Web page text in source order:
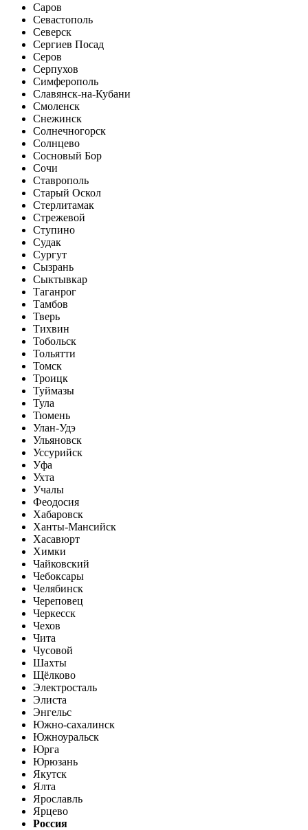
Саров
Севастополь
Северск
Сергиев Посад
Серов
Серпухов
Симферополь
Славянск-на-Кубани
Смоленск
Снежинск
Солнечногорск
Солнцево
Сосновый Бор
Сочи
Ставрополь
Старый Оскол
Стерлитамак
Стрежевой
Ступино
Судак
Сургут
Сызрань
Сыктывкар
Таганрог
Тамбов
Тверь
Тихвин
Тобольск
Тольятти
Томск
Троицк
Туймазы
Тула
Тюмень
Улан-Удэ
Ульяновск
Уссурийск
Уфа
Ухта
Учалы
Феодосия
Хабаровск
Ханты-Мансийск
Хасавюрт
Химки
Чайковский
Чебоксары
Челябинск
Череповец
Черкесск
Чехов
Чита
Чусовой
Шахты
Щёлково
Электросталь
Элиста
Энгельс
Южно-сахалинск
Южноуральск
Юрга
Юрюзань
Якутск
Ялта
Ярославль
Ярцево
Россия